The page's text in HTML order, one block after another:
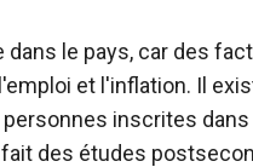
le pays, car des
et l'inflation. Il
inscrites dans
des études